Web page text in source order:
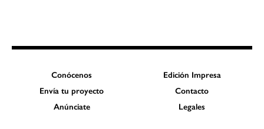
Conócenos
Edición Impresa
Envía tu proyecto
Contacto
Anúnciate
Legales